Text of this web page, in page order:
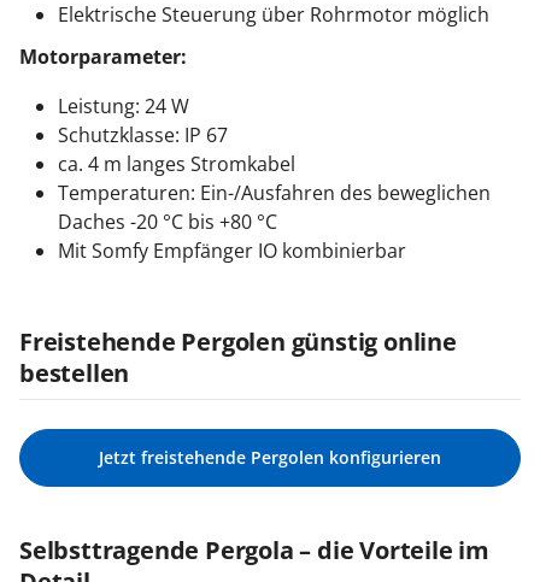
Elektrische Steuerung über Rohrmotor möglich
Motorparameter:
Leistung: 24 W
Schutzklasse: IP 67
ca. 4 m langes Stromkabel
Temperaturen: Ein-/Ausfahren des beweglichen
Daches -20 °C bis +80 °C
Mit Somfy Empfänger IO kombinierbar
Freistehende Pergolen günstig online
bestellen
Jetzt freistehende Pergolen konfigurieren
Selbsttragende Pergola – die Vorteile im